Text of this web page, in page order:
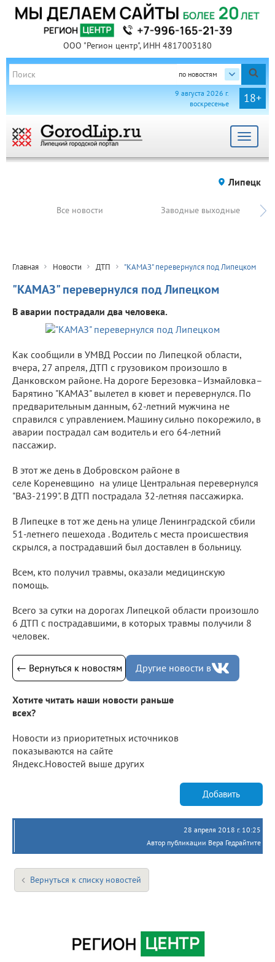
ООО "Регион центр", ИНН 4817003180
по новостям
18+
9 августа 2026 г.
воскресенье
Toggle
Липецк
Все новости Заводные выходные
Главная Новости ДТП "КАМАЗ" перевернулся под Липецком
"КАМАЗ" перевернулся под Липецком
В аварии пострадали два человека.
Как сообщили в УМВД России по Липецкой области,
вчера, 27 апреля, ДТП с грузовиком произошло в
Данковском районе. На дороге Березовка–Измайловка–
Барятино "КАМАЗ" вылетел в кювет и перевернулся. По
предварительным данным, 62-летний мужчина не
справился с управлением. Машину сильно покорежило, в
аварии пострадал сам водитель и его 64-летний
пассажир.
В этот же день в Добровском районе в
селе Кореневщино на улице Центральная перевернулся
"ВАЗ-2199". В ДТП пострадала 32-летняя пассажирка.
В Липецке в тот же день на улице Ленинградской сбили
51-летнего пешехода . Водитель с места происшествия
скрылся, а пострадавший был доставлен в больницу.
Всем, кто получил травмы, оказали медицинскую
помощь.
Всего за сутки на дорогах Липецкой области произошло
6 ДТП с пострадавшими, в которых травмы получили 8
человек.
← Вернуться к новостям Другие новости в
Хотите читать наши новости раньше
всех?
Новости из приоритетных источников
показываются на сайте
Яндекс.Новостей выше других
Добавить
28 апреля 2018 г. 10:25
Автор публикации Вера Гедрайтите
Вернуться к списку новостей